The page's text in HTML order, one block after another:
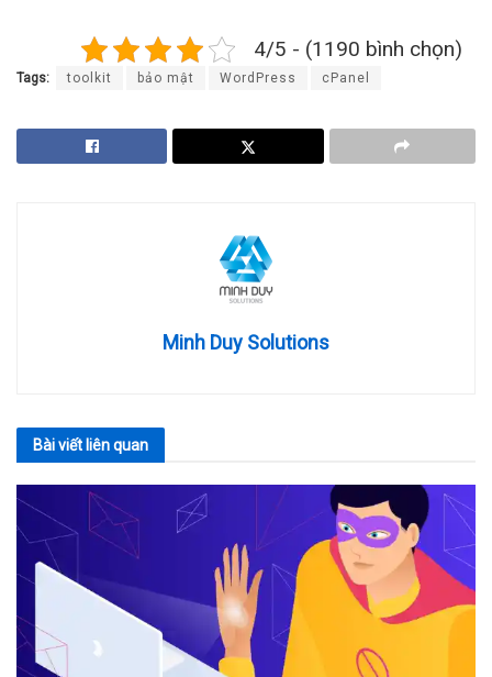
4/5 - (1190 bình chọn)
Tags: toolkit bảo mật WordPress cPanel
Minh Duy Solutions
Bài viết liên quan